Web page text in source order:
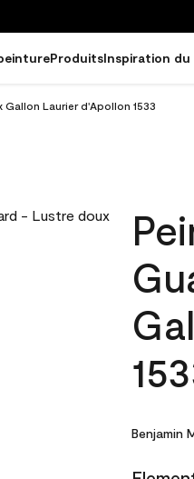
ProduitsInspiration
Laurier d'Apollon 1533
Benjamin